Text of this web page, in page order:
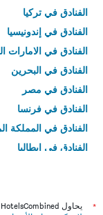
الفنادق في تركيا
الفنادق في إندونيسيا
الفنادق في الامارات
الفنادق في البحرين
الفنادق في مصر
الفنادق في فرنسا
الفنادق في المملكة
الفنادق في إيطاليا
*
يحاول HotelsCombined بشكل دائم الحصول على الأسعار الدقيقة، ولكن